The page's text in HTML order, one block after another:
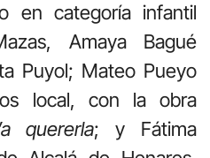
en categoría infantil
Amaya Bagué
Puyol; Mateo Pueyo
local, con la obra
quererla; y Fátima